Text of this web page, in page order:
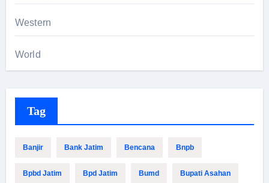
Western
World
Tag
Banjir Bank Jatim Bencana Bnpb
Bpbd Jatim Bpd Jatim Bumd Bupati Asahan